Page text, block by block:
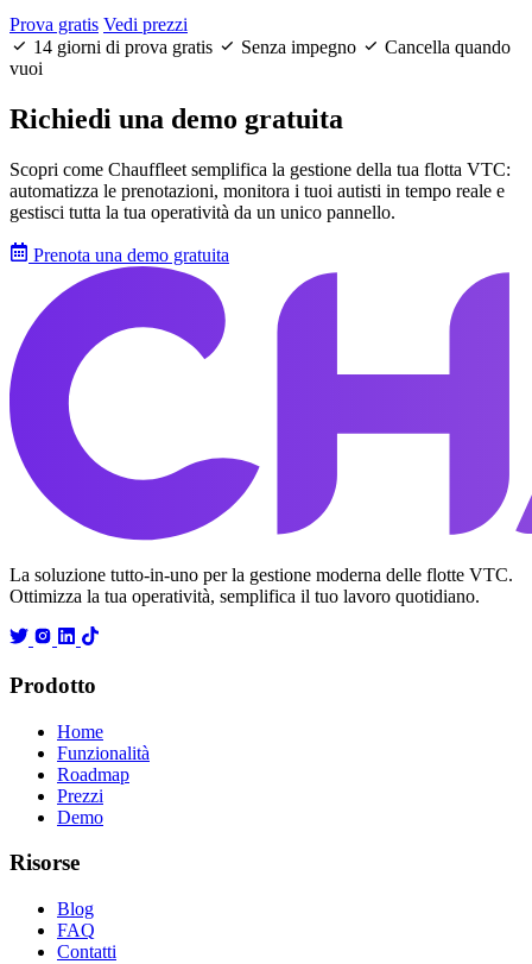
Prova gratis Vedi prezzi
14 giorni di prova gratis
Senza impegno
Cancella quando
vuoi
Richiedi una demo gratuita
Scopri come Chauffleet semplifica la gestione della tua flotta VTC:
automatizza le prenotazioni, monitora i tuoi autisti in tempo reale e
gestisci tutta la tua operatività da un unico pannello.
Prenota una demo gratuita
La soluzione tutto-in-uno per la gestione moderna delle flotte VTC.
Ottimizza la tua operatività, semplifica il tuo lavoro quotidiano.
Prodotto
Home
Funzionalità
Roadmap
Prezzi
Demo
Risorse
Blog
FAQ
Contatti